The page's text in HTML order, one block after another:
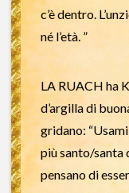
c’è dentro.
né l’età. ”
LA RUACH ha
d’argilla di
gridano:
più santo/santa
pensano di